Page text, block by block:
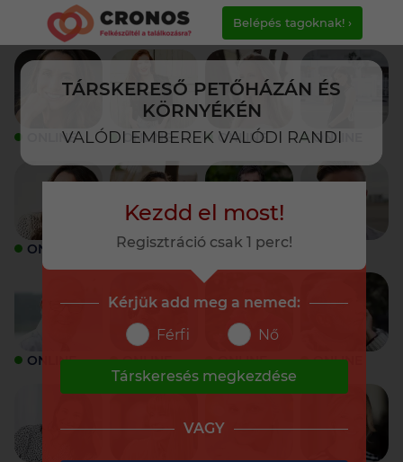
TÁRSKERESŐ PETŐHÁZÁN ÉS
KÖRNYÉKÉN
VALÓDI EMBEREK VALÓDI RANDI
Belépés tagoknak! ›
ONLINE ONLINE ONLINE ONLINE
ONLINE ONLINE ONLINE
ONLINE ONLINE ONLINE ONLINE
Kezdd el most!
Regisztráció csak 1 perc!
Kérjük add meg a nemed:
Férfi
Nő
Társkeresés megkezdése
VAGY